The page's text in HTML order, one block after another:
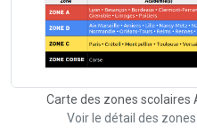
Carte des zones scolaires
Voir le détail des